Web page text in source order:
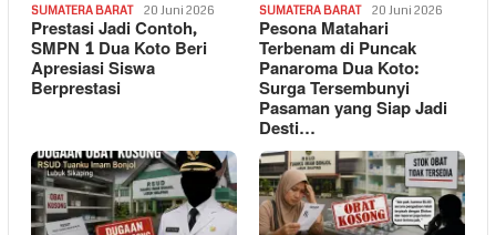
SUMATERA BARAT 20 Juni 2026
Prestasi Jadi Contoh,
SMPN 1 Dua Koto Beri
Apresiasi Siswa
Berprestasi
SUMATERA BARAT 20 Juni 2026
Pesona Matahari
Terbenam di Puncak
Panaroma Dua Koto:
Surga Tersembunyi
Pasaman yang Siap Jadi
Desti…